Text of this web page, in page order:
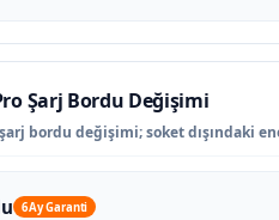
Şarj Bordu Değişimi
bordu değişimi; soket dışındaki
6 Ay Garanti